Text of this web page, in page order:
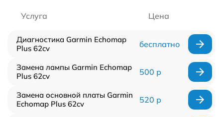
Услуга Цена
Диагностика Garmin Echomap
Plus 62cv
бесплатно
Замена лампы Garmin Echomap
Plus 62cv
500 р
Замена основной платы Garmin
Echomap Plus 62cv
520 р